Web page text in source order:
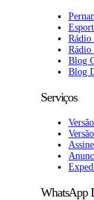
Rádio
Rádio
Blog
Blog
Serviços
WhatsApp